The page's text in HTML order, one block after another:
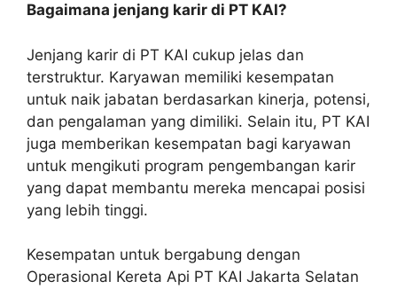
Bagaimana jenjang karir di PT KAI?
Jenjang karir di PT KAI cukup jelas dan
terstruktur. Karyawan memiliki kesempatan
untuk naik jabatan berdasarkan kinerja, potensi,
dan pengalaman yang dimiliki. Selain itu, PT KAI
juga memberikan kesempatan bagi karyawan
untuk mengikuti program pengembangan karir
yang dapat membantu mereka mencapai posisi
yang lebih tinggi.
Kesempatan untuk bergabung dengan
Operasional Kereta Api PT KAI Jakarta Selatan